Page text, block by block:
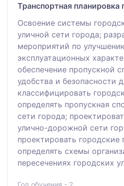
Транспортная планировка
Освоение системы
уличной сети города;
мероприятий по
эксплуатационных
обеспечение пропускной
удобства и безопасности
классифицировать
определять пропускная
сети города;
улично-дорожной сети
проектировать городские
определять схемы
пересечениях городских
Год обучения - 2